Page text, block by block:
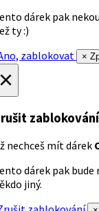
dárek pak
ty :)
zablokovat
×
nechceš mít dárek
dárek pak
jiný.